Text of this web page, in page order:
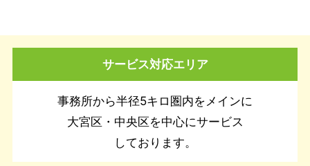
サービス対応エリア
事務所から半径5キロ圏内をメインに
大宮区・中央区を中心にサービス
しております。